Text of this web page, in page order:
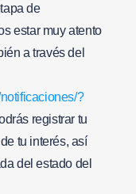
de
estar muy atento
a través del
?
registrar tu
tu interés, así
del estado del